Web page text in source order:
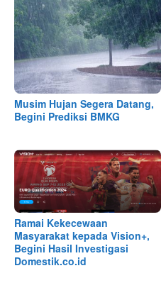
Musim Hujan Segera Datang,
Begini Prediksi BMKG
Ramai Kekecewaan
Masyarakat kepada Vision+,
Begini Hasil Investigasi
Domestik.co.id